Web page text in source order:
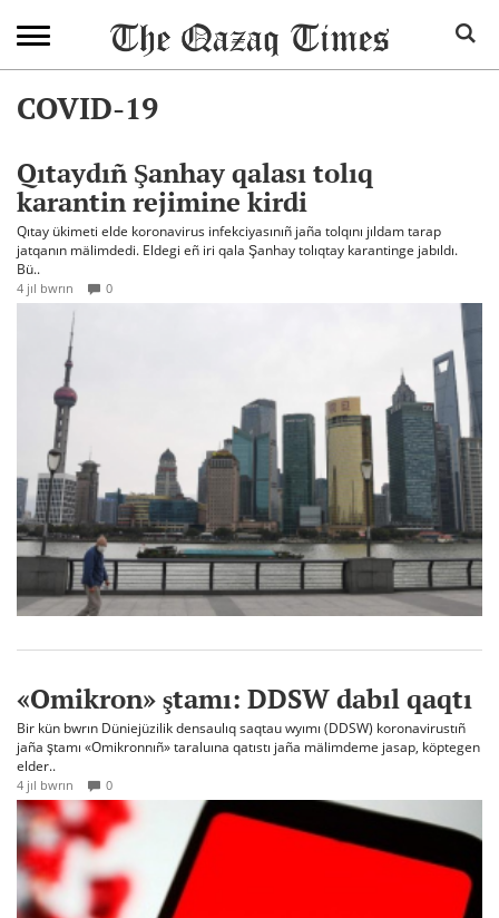
COVID-19
Qıtaydıñ Şanhay qalası tolıq
karantin rejimine kirdi
Qıtay ükimeti elde koronavirus infekciyasınıñ jaña tolqını jıldam tarap
jatqanın mälimdedi. Eldegi eñ iri qala Şanhay tolıqtay karantinge jabıldı.
Bü..
4 jıl bwrın 0
«Omikron» ştamı: DDSW dabıl qaqtı
Bir kün bwrın Düniejüzilik densaulıq saqtau wyımı (DDSW) koronavirustıñ
jaña ştamı «Omikronnıñ» taraluına qatıstı jaña mälimdeme jasap, köptegen
elder..
4 jıl bwrın 0